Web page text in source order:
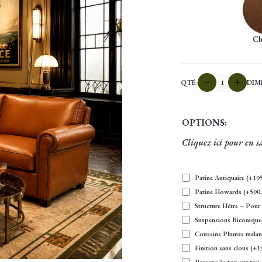
QTÉ:quantité
de
club
OPTIONS:
Cliquez ici pour en
Patine Antiquaire(+
Patine Howards (+
Structure Hêtre –
Suspensions
Coussins Plumes
Finition sans clous (+